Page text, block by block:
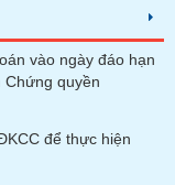
vào ngày đáo hạn
Chứng quyền
để thực hiện